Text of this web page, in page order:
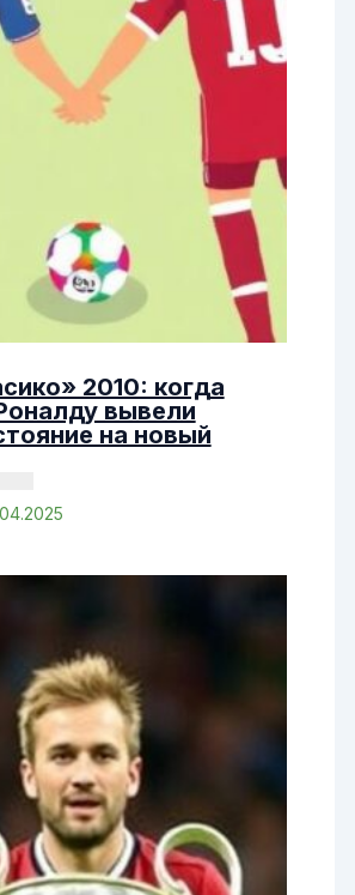
2010: когда
вывели
на новый